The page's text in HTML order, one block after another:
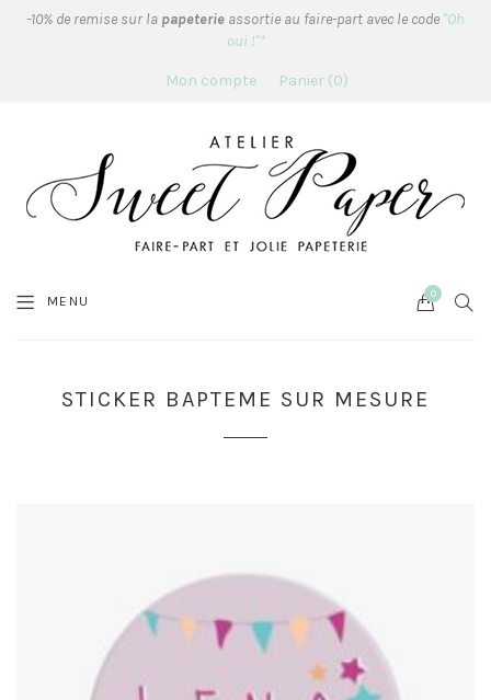
-10% de remise sur la papeterie assortie au faire-part avec le code "Oh
oui !"*
Mon compte Panier 0
MENU Cart
0
STICKER BAPTEME SUR MESURE